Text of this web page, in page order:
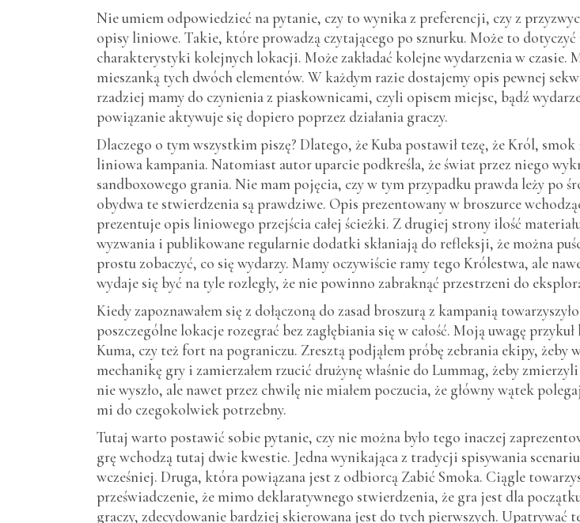
Nie umiem odpowiedzieć na pytanie, czy to wynika z preferencji, czy z
opisy liniowe. Takie, które prowadzą czytającego po sznurku. Może to
charakterystyki kolejnych lokacji. Może zakładać kolejne wydarzenia w czasie.
mieszanką tych dwóch elementów. W każdym razie dostajemy opis pewnej
rzadziej mamy do czynienia z piaskownicami, czyli opisem miejsc, bądź
powiązanie aktywuje się dopiero poprzez działania graczy.
Dlaczego o tym wszystkim piszę? Dlatego, że Kuba postawił tezę, że Król,
liniowa kampania. Natomiast autor uparcie podkreśla, że świat przez niego
sandboxowego grania. Nie mam pojęcia, czy w tym przypadku prawda leży po
obydwa te stwierdzenia są prawdziwe. Opis prezentowany w broszurce
prezentuje opis liniowego przejścia całej ścieżki. Z drugiej strony ilość
wyzwania i publikowane regularnie dodatki skłaniają do refleksji, że można
prostu zobaczyć, co się wydarzy. Mamy oczywiście ramy tego Królestwa, ale
wydaje się być na tyle rozległy, że nie powinno zabraknąć przestrzeni do
Kiedy zapoznawałem się z dołączoną do zasad broszurą z kampanią
poszczególne lokacje rozegrać bez zagłębiania się w całość. Moją uwagę
Kuma, czy też fort na pograniczu. Zresztą podjąłem próbę zebrania ekipy, żeby
mechanikę gry i zamierzałem rzucić drużynę właśnie do Lummag, żeby
nie wyszło, ale nawet przez chwilę nie miałem poczucia, że główny wątek
mi do czegokolwiek potrzebny.
Tutaj warto postawić sobie pytanie, czy nie można było tego inaczej
grę wchodzą tutaj dwie kwestie. Jedna wynikająca z tradycji spisywania
wcześniej. Druga, która powiązana jest z odbiorcą Zabić Smoka. Ciągle
przeświadczenie, że mimo deklaratywnego stwierdzenia, że gra jest dla
graczy, zdecydowanie bardziej skierowana jest do tych pierwszych. Upatrywać